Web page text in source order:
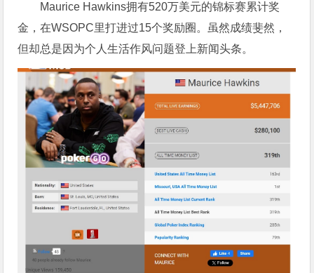
Maurice Hawkins拥有520万美元的锦标赛累计奖
金，在WSOPC里打进过15个奖励圈。虽然成绩斐然，
但却总是因为个人生活作风问题登上新闻头条。